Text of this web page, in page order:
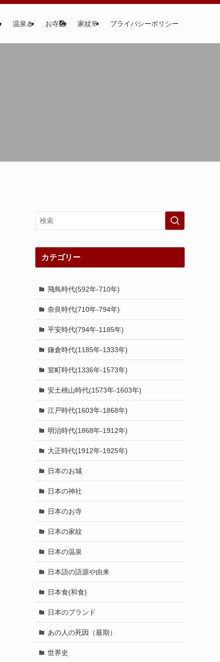
温泉♨ お寺🎑 家紋🌸 プライバシーポリシー
カテゴリー
飛鳥時代(592年-710年)
奈良時代(710年-794年)
平安時代(794年-1185年)
鎌倉時代(1185年-1333年)
室町時代(1336年-1573年)
安土桃山時代(1573年-1603年)
江戸時代(1603年-1868年)
明治時代(1868年-1912年)
大正時代(1912年-1925年)
日本のお城
日本の神社
日本のお寺
日本の家紋
日本の温泉
日本語の語源や由来
日本食(和食)
日本のブランド
あの人の死因（最期）
世界史